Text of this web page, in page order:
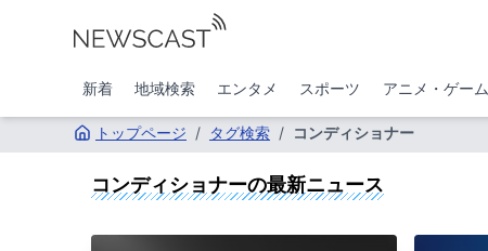
新着 地域検索 エンタメ スポーツ アニメ・ゲーム
トップページ / タグ検索 / コンディショナー
コンディショナーの最新ニュース